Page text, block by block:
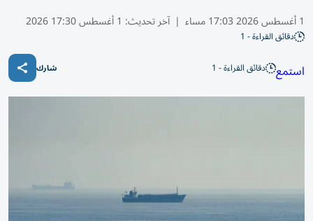
1 أغسطس 2026 17:03 مساء | آخر تحديث: 1 أغسطس 17:30 2026
دقائق القراءة - 1
استمع دقائق القراءة - 1 شارك